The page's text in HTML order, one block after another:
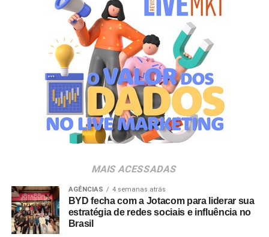
após uma década de consolidação no mercado,
permanece sendo uma oportunidade única para
desenhar o futuro e criar conexões memoráveis entre
marcas e pessoas.
Ao longo de 10 anos, a agência vem transformando essa
visão em prática, ampliando sua atuação em brand
experience, trade marketing, tecnologia, conteúdo e
inteligência de dados para gerar impacto real no
negócio. A celebração acompanha também o
“Construímos nossa trajetória com a crença de que
nenhuma experiência vale a pena sem conteúdo e
nenhum conteúdo é relevante sem gerar impacto real no
MAIS ACESSADAS
AGÊNCIAS 4 semanas atrás
BYD fecha com a Jotacom para liderar sua
estratégia de redes sociais e influência no
Brasil